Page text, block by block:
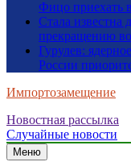
Фицо приехать
Стала известна
прекращению
Гурулев:
России
Импортозамещение
Новостная рассылка
Случайные новости
Меню